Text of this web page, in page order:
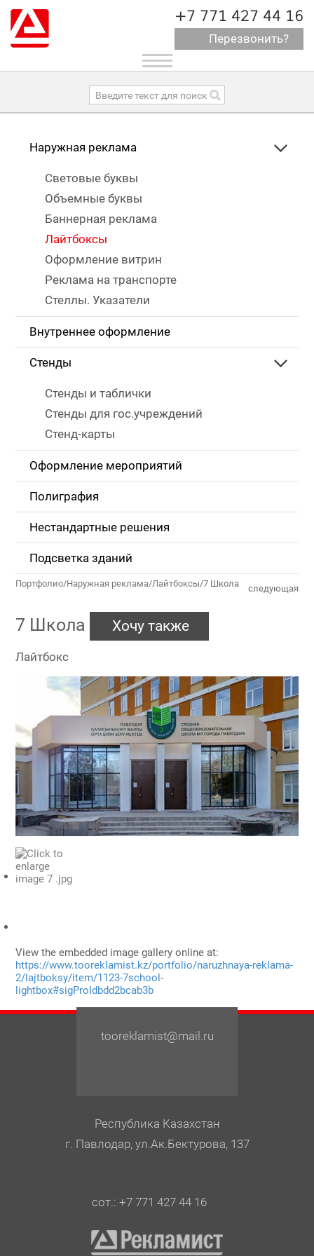
+7 771 427 44 16
Перезвонить?
Toggle
navigation
Наружная реклама
Световые буквы
Объемные буквы
Баннерная реклама
Лайтбоксы
Оформление витрин
Реклама на транспорте
Стеллы. Указатели
Внутреннее оформление
Стенды
Стенды и таблички
Стенды для гос.учреждений
Стенд-карты
Оформление мероприятий
Полиграфия
Нестандартные решения
Подсветка зданий
Портфолио/Наружная реклама/Лайтбоксы/7 Школа
7 Школа Хочу также
Лайтбокс
View the embedded image gallery online at:
https://www.tooreklamist.kz/portfolio/naruzhnaya-reklama-
2/lajtboksy/item/1123-7school-
lightbox#sigProIdbdd2bcab3b
следующая
tooreklamist@mail.ru
Республика Казахстан
г. Павлодар, ул.Ак.Бектурова, 137
сот.: +7 771 427 44 16